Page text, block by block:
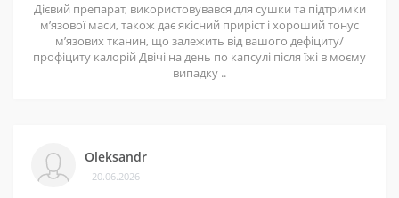
Дієвий препарат, використовувався для сушки та підтримки
мʼязової маси, також дає якісний приріст і хороший тонус
мʼязових тканин, що залежить від вашого дефіциту/
профіциту калорій Двічі на день по капсулі після їжі в моєму
випадку ..
Oleksandr
20.06.2026